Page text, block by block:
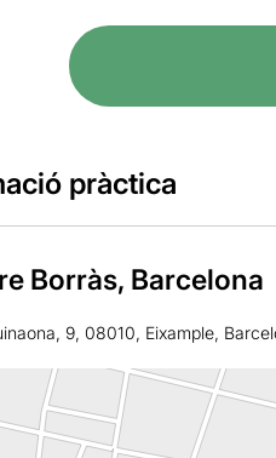
pràctica
Borràs, Barcelona
9, 08010, Eixample,